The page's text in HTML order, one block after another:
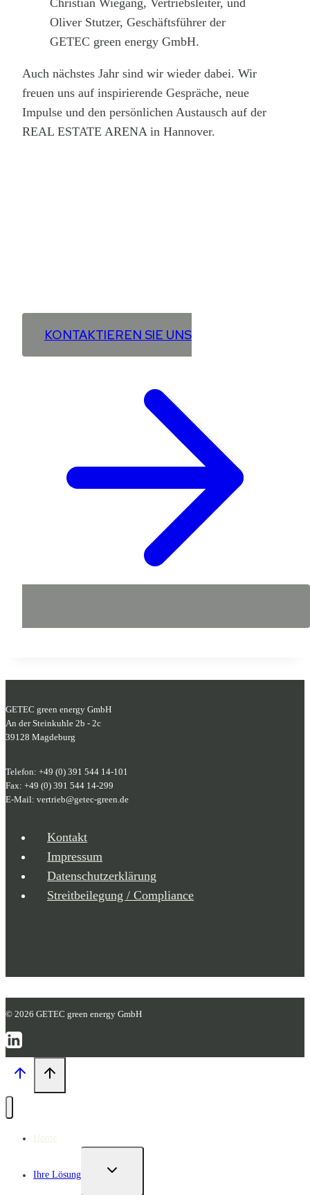
Christian Wiegang, Vertriebsleiter, und
Oliver Stutzer, Geschäftsführer der
GETEC green energy GmbH.
Auch nächstes Jahr sind wir wieder dabei. Wir
freuen uns auf inspirierende Gespräche, neue
Impulse und den persönlichen Austausch auf der
REAL ESTATE ARENA in Hannover.
KONTAKTIEREN SIE UNS
GETEC green energy GmbH
An der Steinkuhle 2b - 2c
39128 Magdeburg
Telefon: +49 (0) 391 544 14-101
Fax: +49 (0) 391 544 14-299
E-Mail: vertrieb@getec-green.de
Kontakt
Impressum
Datenschutzerklärung
Streitbeilegung / Compliance
© 2026 GETEC green energy GmbH
Ihre Lösung
UNTERMENÜ